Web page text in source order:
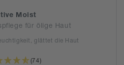
Moist
für ölige Haut
glättet die Haut
(74)